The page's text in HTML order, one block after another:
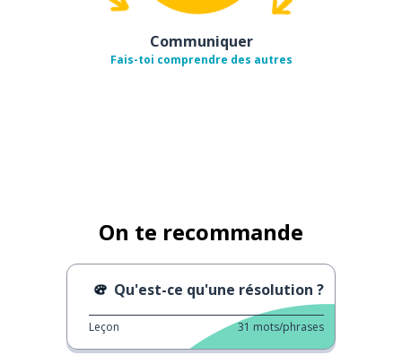
Communiquer
Fais-toi comprendre des autres
On te recommande
Qu'est-ce qu'une résolution ?
Leçon 31 mots/phrases